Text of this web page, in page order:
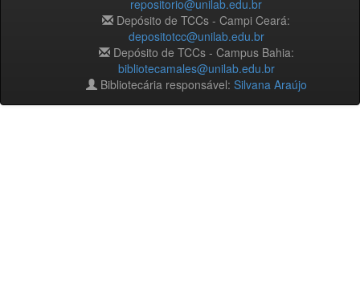
repositorio@unilab.edu.br
Depósito de TCCs - Campi Ceará:
depositotcc@unilab.edu.br
Depósito de TCCs - Campus Bahia:
bibliotecamales@unilab.edu.br
Bibliotecária responsável: Silvana Araújo